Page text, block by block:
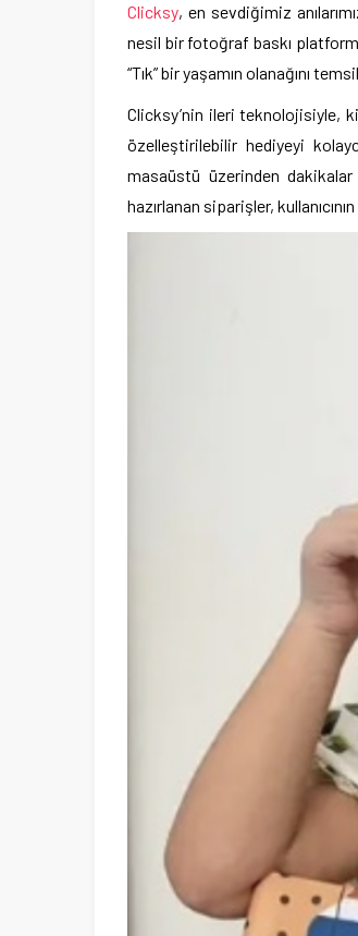
Clicksy, en sevdiğimiz
nesil bir fotoğraf baskı
“Tık” bir yaşamın olanağını
Clicksy’nin ileri teknolojisiyle,
özelleştirilebilir hediyeyi
masaüstü üzerinden
hazırlanan siparişler,